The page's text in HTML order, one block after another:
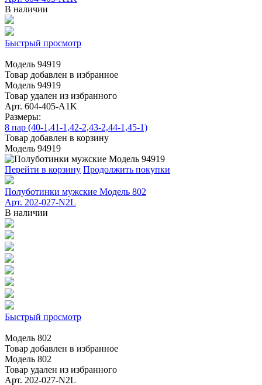
В наличии
Быстрый просмотр
Модель 94919
Товар добавлен в избранное
Модель 94919
Товар удален из избранного
Арт. 604-405-A1K
Размеры:
8 пар (40-1,41-1,42-2,43-2,44-1,45-1)
Товар добавлен в корзину
Модель 94919
Перейти в корзину Продолжить покупки
Полуботинки мужские Модель 802
Арт. 202-027-N2L
В наличии
Быстрый просмотр
Модель 802
Товар добавлен в избранное
Модель 802
Товар удален из избранного
Арт. 202-027-N2L